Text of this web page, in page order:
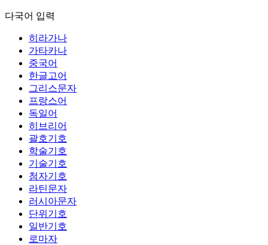
다국어 입력
히라가나
가타카나
중국어
한글고어
그리스문자
프랑스어
독일어
히브리어
괄호기호
학술기호
기술기호
첨자기호
라틴문자
러시아문자
단위기호
일반기호
로마자